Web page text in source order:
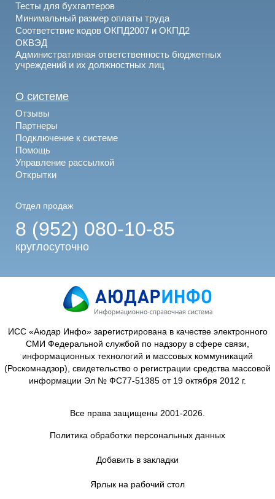
Тесты для бухгалтеров
Минимальный размер оплаты труда
Соответствие кодов ОКПД2007 и ОКПД2
ОКВЭД
Административная ответственность бюджетных
учреждений и их должностных лиц
О системе
Отзывы
Партнеры
Подключение к системе
Помощь
Управление рассылкой
Открытки
Отдел продаж
8 (952) 080-10-85
круглосуточно
ИСС «Аюдар Инфо» зарегистрирована в качестве электронного
СМИ Федеральной службой по надзору в сфере связи,
информационных технологий и массовых коммуникаций
(Роскомнадзор), свидетельство о регистрации средства массовой
информации Эл № ФС77-51385 от 19 октября 2012 г.
Все права защищены 2001-2026.
Политика обработки персональных данных
Добавить в закладки
Ярлык на рабочий стол